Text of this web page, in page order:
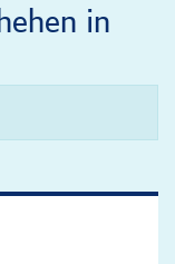
in